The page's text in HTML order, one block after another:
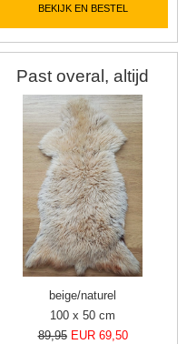
BEKIJK EN BESTEL
Past overal, altijd
beige/naturel
100 x 50 cm
89,95 EUR 69,50